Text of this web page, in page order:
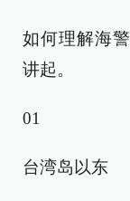
如何理解海
讲起。
01
台湾岛以东